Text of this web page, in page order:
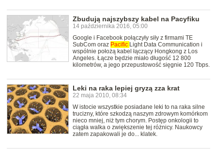
Zbudują najszybszy kabel na Pacyfiku
14 października 2016, 05:00
Google i Facebook połączyły siły z firmami TE
SubCom oraz Pacific Light Data Communication i
wspólnie położą kabel łączący Hongkong z Los
Angeles. Łącze będzie miało długość 12 800
kilometrów, a jego przepustowość sięgnie 120 Tbps.
Leki na raka lepiej gryzą zza krat
22 maja 2010, 08:34
W istocie wszystkie posiadane leki to na raka silne
trucizny, które szkodzą naszym zdrowym komórkom
nieco mniej, niż tym chorym. Postęp onkologii to
ciągła walka o zwiększenie tej różnicy. Naukowcy
zatem zapakowali je do... klatek.